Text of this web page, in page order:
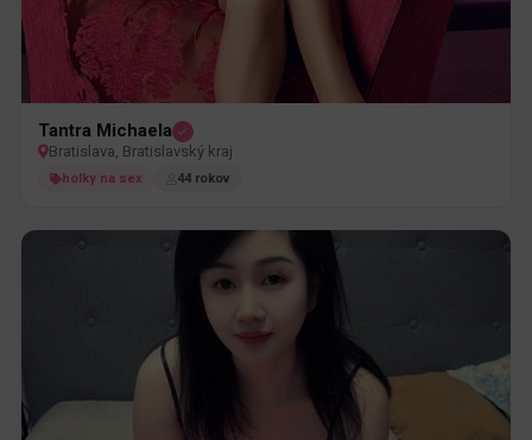
Tantra Michaela
Bratislava, Bratislavský kraj
holky na sex 44 rokov